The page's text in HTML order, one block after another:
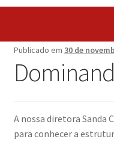
Publicado em 30 de
A nossa diretora Sanda
para conhecer a